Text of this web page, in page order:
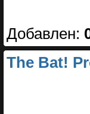
Добавлен:
The Bat!